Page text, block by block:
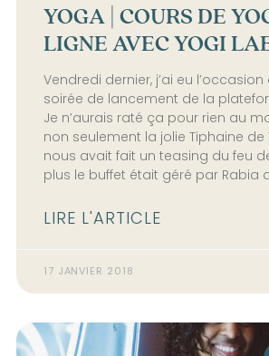
YOGA | COURS DE
LIGNE AVEC YOGI
Vendredi dernier, j’ai eu
soirée de lancement de la
Je n’aurais raté ça pour rien au
non seulement la jolie Tiphaine de
nous avait fait un teasing du feu
plus le buffet était géré par Rabia
LIRE L'ARTICLE
17 JANVIER 2018